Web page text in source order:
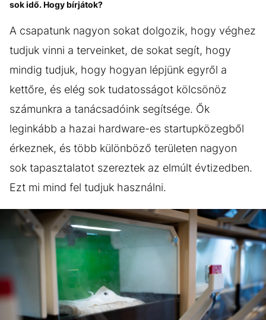
sok idő. Hogy bírjátok?
A csapatunk nagyon sokat dolgozik, hogy véghez
tudjuk vinni a terveinket, de sokat segít, hogy
mindig tudjuk, hogy hogyan lépjünk egyről a
kettőre, és elég sok tudatosságot kölcsönöz
számunkra a tanácsadóink segítsége. Ők
leginkább a hazai hardware-es startupközegből
érkeznek, és több különböző területen nagyon
sok tapasztalatot szereztek az elmúlt évtizedben.
Ezt mi mind fel tudjuk használni.